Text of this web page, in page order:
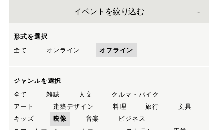
イベントを絞り込む
形式を選択
全て
オンライン オフライン
ジャンルを選択
全て
雑誌 人文
クルマ・バイク
アート
建築デザイン 料理 旅行
文具
キッズ
映像 音楽
ビジネス